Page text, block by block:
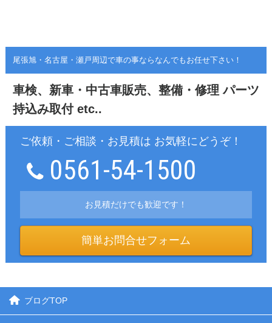
尾張旭・名古屋・瀬戸周辺で車の事ならなんでもお任せ下さい！
車検、新車・中古車販売、整備・修理 パーツ
持込み取付 etc..
ご依頼・ご相談・お見積は お気軽にどうぞ！
0561-54-1500
お見積だけでも歓迎です！
簡単お問合せフォーム
ブログTOP